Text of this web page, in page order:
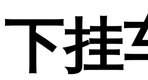
下挂